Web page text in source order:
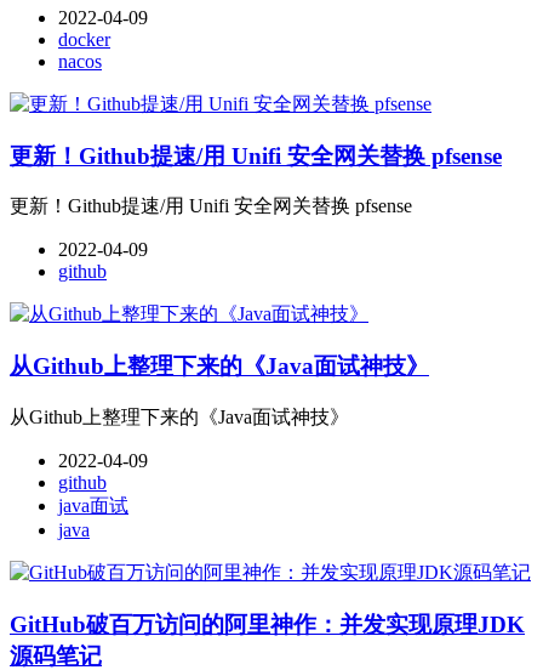
2022-04-09
docker
nacos
更新！Github提速/用 Unifi 安全网关替换 pfsense
更新！Github提速/用 Unifi 安全网关替换 pfsense
2022-04-09
github
从Github上整理下来的《Java面试神技》
从Github上整理下来的《Java面试神技》
2022-04-09
github
java面试
java
GitHub破百万访问的阿里神作：并发实现原理JDK
源码笔记